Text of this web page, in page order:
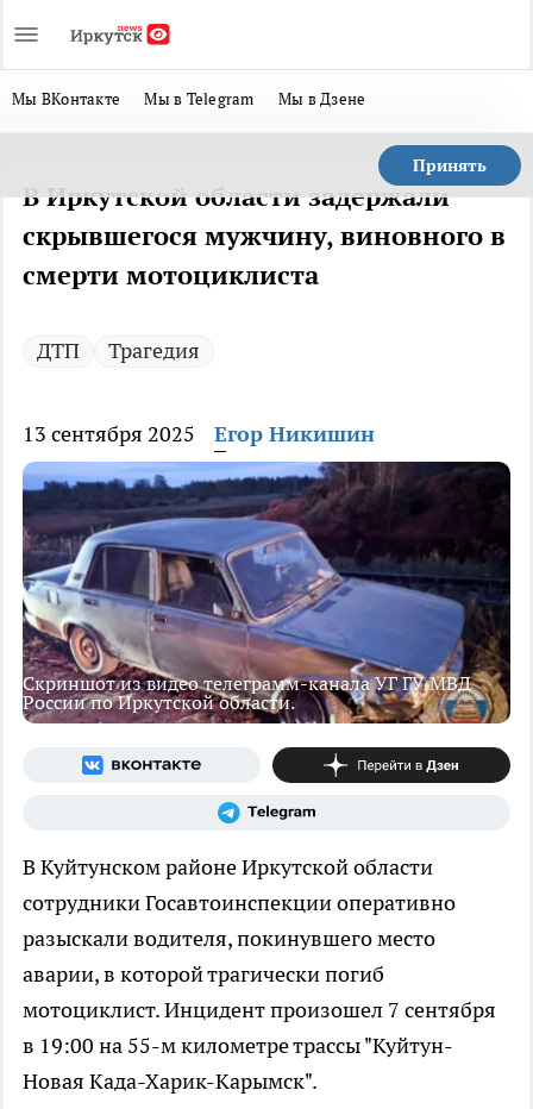
Мы ВКонтакте Мы в Telegram Мы в Дзене
Принять
В Иркутской области задержали
скрывшегося мужчину, виновного в
смерти мотоциклиста
ДТП Трагедия
13 сентября 2025 Егор Никишин
Скриншот из видео телеграмм-канала УГ ГУ МВД
России по Иркутской области.
В Куйтунском районе Иркутской области
сотрудники Госавтоинспекции оперативно
разыскали водителя, покинувшего место
аварии, в которой трагически погиб
мотоциклист. Инцидент произошел 7 сентября
в 19:00 на 55-м километре трассы "Куйтун-
Новая Када-Харик-Карымск".